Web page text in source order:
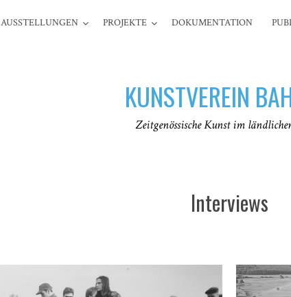
AUSSTELLUNGEN PROJEKTE DOKUMENTATION
KUNSTVEREIN
Zeitgenössische Kunst im
Interviews